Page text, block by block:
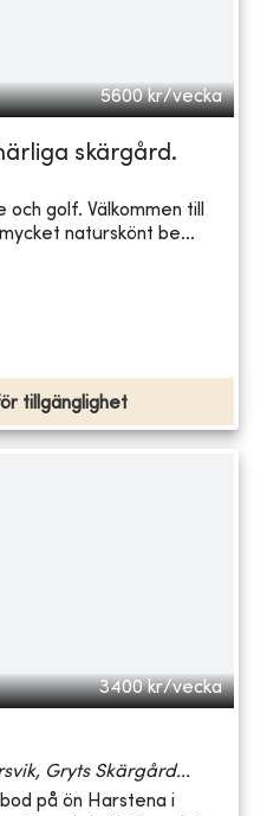
5600 kr/vecka
skärgård.
och golf. Välkommen till
naturskönt be...
tillgänglighet
3400 kr/vecka
Gryts Skärgård...
på ön Harstena i